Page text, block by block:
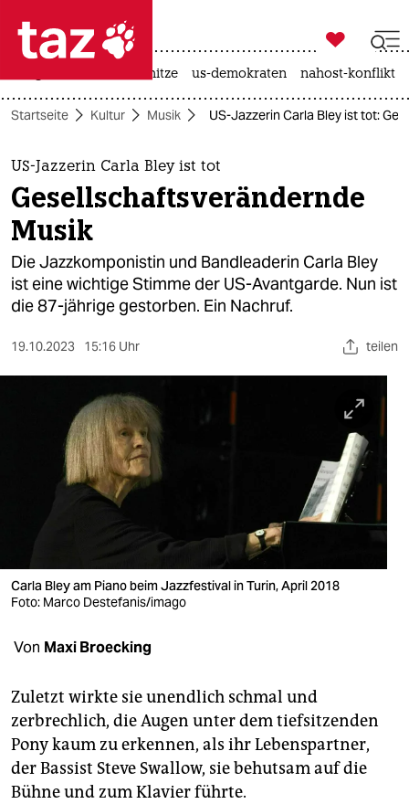
 taz zahl ich
taz zahl ich
themen
politik
öko
gesellschaft
sport
wahrheit
verlag
veranstaltungen
shop
unterstützen
abo
genossenschaft

taz zahl ich
hitze us-demokraten nahost-konflikt
Startseite Kultur Musik US-Jazzerin Carla Bley ist tot:
US-Jazzerin Carla Bley ist tot
Gesellschaftsverändernde
Musik
Die Jazzkomponistin und Bandleaderin Carla Bley
ist eine wichtige Stimme der US-Avantgarde. Nun ist
die 87-jährige gestorben. Ein Nachruf.
19.10.2023 15:16 Uhr teilen
Carla Bley am Piano beim Jazzfestival in Turin, April 2018
Foto: Marco Destefanis/imago
Von Maxi Broecking
Zuletzt wirkte sie unendlich ­schmal und
zerbrechlich, die Augen unter dem tiefsitzenden
Pony kaum zu erkennen, als ihr Lebenspartner,
der Bassist Steve Swallow, sie behutsam auf die
Bühne und zum Klavier führte.